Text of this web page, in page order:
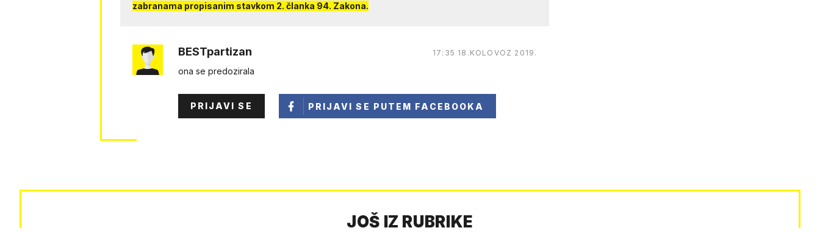
zabranama propisanim stavkom 2. članka 94. Zakona.
BESTpartizan 17:35 18.KOLOVOZ 2019.
ona se predozirala
PRIJAVI SE PRIJAVI SE PUTEM FACEBOOKA
JOŠ IZ RUBRIKE